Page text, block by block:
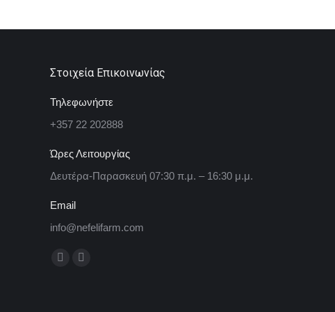
Στοιχεία Επικοινωνίας
Τηλεφωνήστε
+357 22 202888
Ώρες Λειτουργίας
Δευτέρα-Παρασκευή 07:30 π.μ. – 16:30 μ.μ.
Email
info@nefelifarm.com
Find us on: